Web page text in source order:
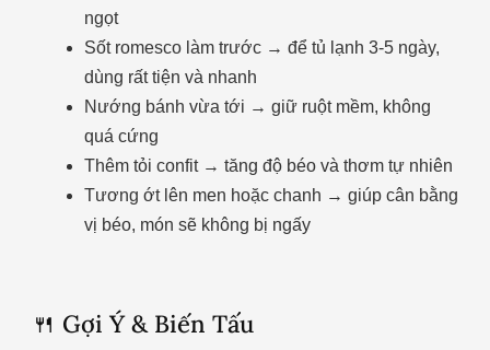
ngọt
Sốt romesco làm trước → để tủ lạnh 3-5 ngày,
dùng rất tiện và nhanh
Nướng bánh vừa tới → giữ ruột mềm, không
quá cứng
Thêm tỏi confit → tăng độ béo và thơm tự nhiên
Tương ớt lên men hoặc chanh → giúp cân bằng
vị béo, món sẽ không bị ngấy
🍴 Gợi Ý & Biến Tấu